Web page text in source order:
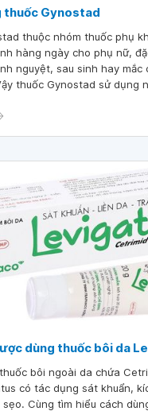
thuốc Gynostad
thuộc nhóm thuốc phụ
hàng ngày cho phụ nữ,
nguyệt, sau sinh hay mắc
thuốc Gynostad sử dụng
khi sử dụng thuốc này.
dùng thuốc bôi da
bôi ngoài da chứa
có tác dụng sát khuẩn,
Cùng tìm hiểu cách